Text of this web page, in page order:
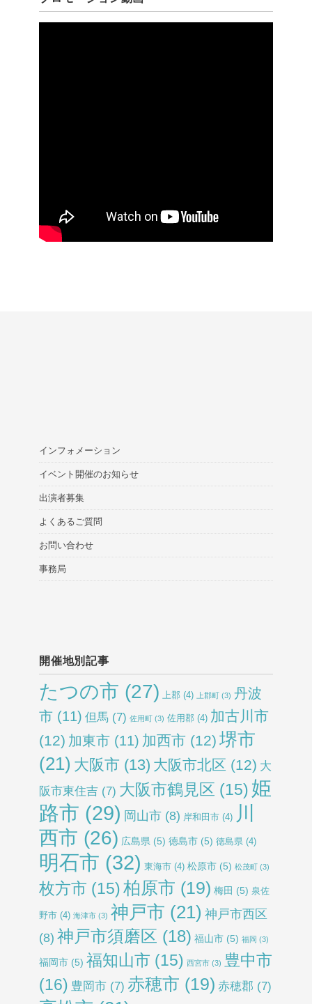
インフォメーション
イベント開催のお知らせ
出演者募集
よくあるご質問
お問い合わせ
事務局
開催地別記事
たつの市 (27) 上郡 (4) 上郡町 (3) 丹波
市 (11) 但馬 (7) 佐用町 (3) 佐用郡 (4) 加古川市
(12) 加東市 (11) 加西市 (12) 堺市
(21) 大阪市 (13) 大阪市北区 (12) 大
阪市東住吉 (7) 大阪市鶴見区 (15) 姫
路市 (29) 岡山市 (8) 岸和田市 (4)
川
西市 (26) 広島県 (5) 徳島市 (5) 徳島県 (4)
明石市 (32) 東海市 (4) 松原市 (5) 松茂町 (3)
枚方市 (15)柏原市 (19) 梅田 (5) 泉佐
野市 (4) 海津市 (3) 神戸市 (21) 神戸市西区
(8) 神戸市須磨区 (18) 福山市 (5) 福岡 (3)
福岡市 (5) 福知山市 (15) 西宮市 (3) 豊中市
(16) 豊岡市 (7) 赤穂市 (19) 赤穂郡 (7)